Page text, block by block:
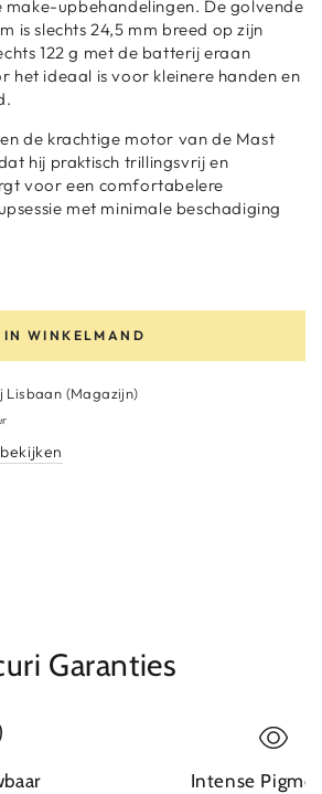
make-upbehandelingen. De golvende
is slechts 24,5 mm breed op zijn
122 g met de batterij eraan
het ideaal is voor kleinere handen en
de krachtige motor van de Mast
hij praktisch trillingsvrij en
voor een comfortabelere
met minimale beschadiging
IN WINKELMAND
Lisbaan (Magazijn)
Garanties
Intense